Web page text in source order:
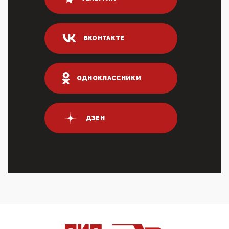
80% сирийцев в ФРГ должны вернуться на родину.
04:47, 10 Апреля 2026
ИНН для переводов по СБП это первый шаг из
логических двухЗаполнение ИНН при любых
переводах по ...
03:35, 10 Апреля 2026
Суммарное вознаграждение менеджменту в 15
крупных банках по итогам 2025 года превысило 63
03:01, 10 Апреля 2026
Террорист и убийца Буданов вальяжно сообщил,
что союзники просили Киев не наносить удары по
входМошенники активно пользуются аккаунтами на
ВКОНТАКТЕ
ОДНОКЛАССНИКИ
ДЗЕН